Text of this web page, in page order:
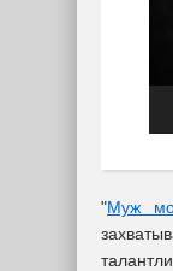
"Муж